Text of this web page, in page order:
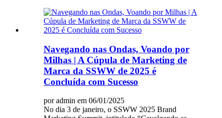
Navegando nas Ondas, Voando por
Milhas | A Cúpula de Marketing de
Marca da SSWW de 2025 é
Concluída com Sucesso
por admin em 06/01/2025
No dia 3 de janeiro, o SSWW 2025 Brand